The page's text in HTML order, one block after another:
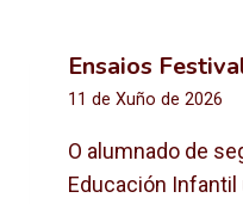
Ensaios
11 de Xuño de 2026
O alumnado de
Educación